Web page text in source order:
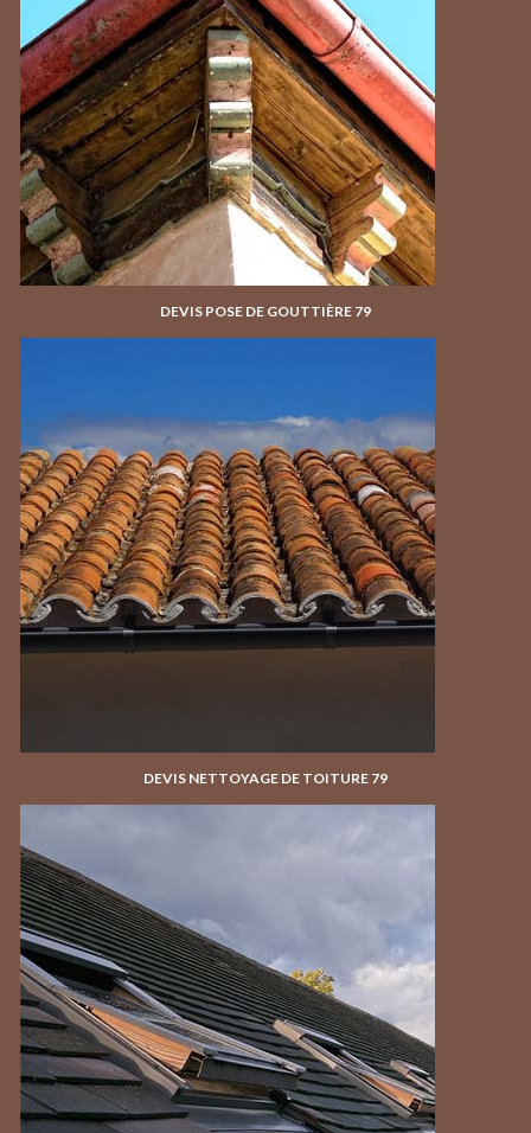
DEVIS POSE DE GOUTTIÈRE 79
DEVIS NETTOYAGE DE TOITURE 79